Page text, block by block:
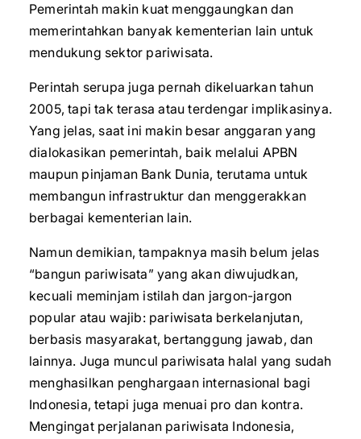
Pemerintah makin kuat menggaungkan dan
memerintahkan banyak kementerian lain untuk
mendukung sektor pariwisata.
Perintah serupa juga pernah dikeluarkan tahun
2005, tapi tak terasa atau terdengar implikasinya.
Yang jelas, saat ini makin besar anggaran yang
dialokasikan pemerintah, baik melalui APBN
maupun pinjaman Bank Dunia, terutama untuk
membangun infrastruktur dan menggerakkan
berbagai kementerian lain.
Namun demikian, tampaknya masih belum jelas
“bangun pariwisata” yang akan diwujudkan,
kecuali meminjam istilah dan jargon-jargon
popular atau wajib: pariwisata berkelanjutan,
berbasis masyarakat, bertanggung jawab, dan
lainnya. Juga muncul pariwisata halal yang sudah
menghasilkan penghargaan internasional bagi
Indonesia, tetapi juga menuai pro dan kontra.
Mengingat perjalanan pariwisata Indonesia,